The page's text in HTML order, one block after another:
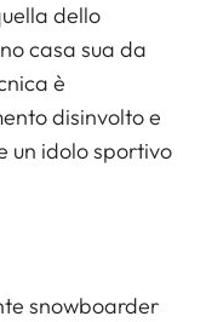
dello
casa sua da
è
disinvolto e
un idolo sportivo
snowboarder